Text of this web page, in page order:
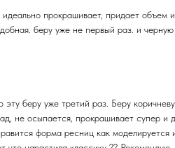
прокрашивает, придает объем и
беру уже не первый раз. и
беру уже третий раз. Беру
не осыпается, прокрашивает супер и
форма ресниц как моделируется